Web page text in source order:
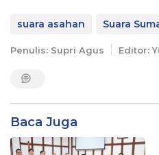
suara asahan Suara
Penulis: Supri Agus Editor:
Baca Juga